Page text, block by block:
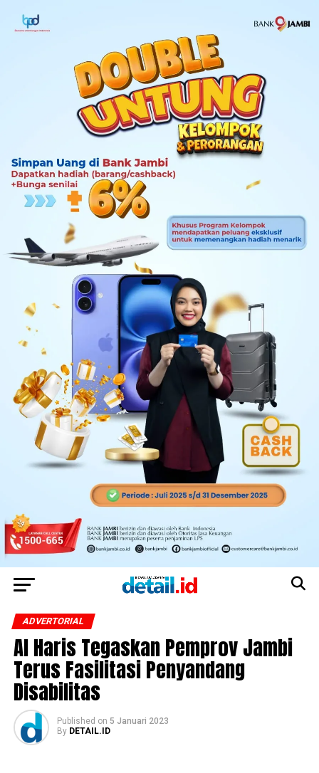
ADVERTORIAL
Al Haris Tegaskan Pemprov Jambi
Terus Fasilitasi Penyandang
Disabilitas
Published on 5 Januari 2023
By DETAIL.ID